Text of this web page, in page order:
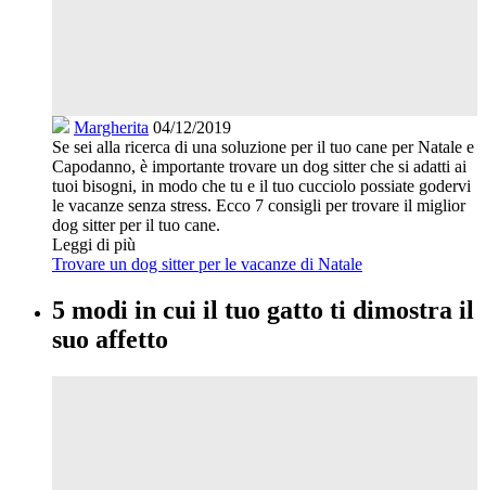
Margherita 04/12/2019
Se sei alla ricerca di una soluzione per il tuo cane per Natale e
Capodanno, è importante trovare un dog sitter che si adatti ai
tuoi bisogni, in modo che tu e il tuo cucciolo possiate godervi
le vacanze senza stress. Ecco 7 consigli per trovare il miglior
dog sitter per il tuo cane.
Leggi di più
Trovare un dog sitter per le vacanze di Natale
5 modi in cui il tuo gatto ti dimostra il
suo affetto